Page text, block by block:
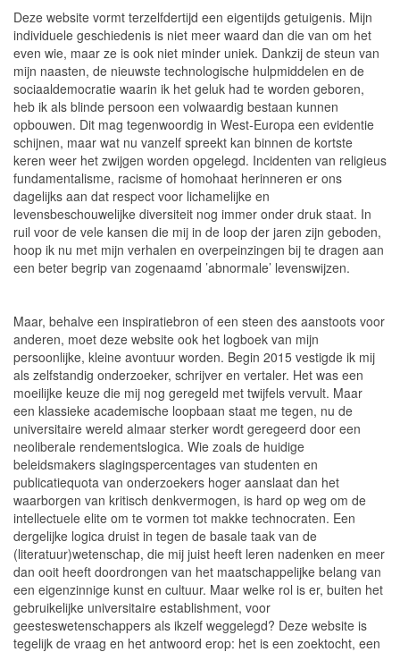
Deze website vormt terzelfdertijd een eigentijds getuigenis. Mijn
individuele geschiedenis is niet meer waard dan die van om het
even wie, maar ze is ook niet minder uniek. Dankzij de steun van
mijn naasten, de nieuwste technologische hulpmiddelen en de
sociaaldemocratie waarin ik het geluk had te worden geboren,
heb ik als blinde persoon een volwaardig bestaan kunnen
opbouwen. Dit mag tegenwoordig in West-Europa een evidentie
schijnen, maar wat nu vanzelf spreekt kan binnen de kortste
keren weer het zwijgen worden opgelegd. Incidenten van religieus
fundamentalisme, racisme of homohaat herinneren er ons
dagelijks aan dat respect voor lichamelijke en
levensbeschouwelijke diversiteit nog immer onder druk staat. In
ruil voor de vele kansen die mij in de loop der jaren zijn geboden,
hoop ik nu met mijn verhalen en overpeinzingen bij te dragen aan
een beter begrip van zogenaamd ’abnormale’ levenswijzen.
Maar, behalve een inspiratiebron of een steen des aanstoots voor
anderen, moet deze website ook het logboek van mijn
persoonlijke, kleine avontuur worden. Begin 2015 vestigde ik mij
als zelfstandig onderzoeker, schrijver en vertaler. Het was een
moeilijke keuze die mij nog geregeld met twijfels vervult. Maar
een klassieke academische loopbaan staat me tegen, nu de
universitaire wereld almaar sterker wordt geregeerd door een
neoliberale rendementslogica. Wie zoals de huidige
beleidsmakers slagingspercentages van studenten en
publicatiequota van onderzoekers hoger aanslaat dan het
waarborgen van kritisch denkvermogen, is hard op weg om de
intellectuele elite om te vormen tot makke technocraten. Een
dergelijke logica druist in tegen de basale taak van de
(literatuur)wetenschap, die mij juist heeft leren nadenken en meer
dan ooit heeft doordrongen van het maatschappelijke belang van
een eigenzinnige kunst en cultuur. Maar welke rol is er, buiten het
gebruikelijke universitaire establishment, voor
geesteswetenschappers als ikzelf weggelegd? Deze website is
tegelijk de vraag en het antwoord erop: het is een zoektocht, een